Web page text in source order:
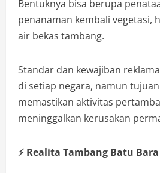
Bentuknya bisa berupa
penanaman kembali vegetasi,
air bekas tambang.
Standar dan kewajiban
di setiap negara, namun
memastikan aktivitas
meninggalkan kerusakan
⚡Realita Tambang Batu